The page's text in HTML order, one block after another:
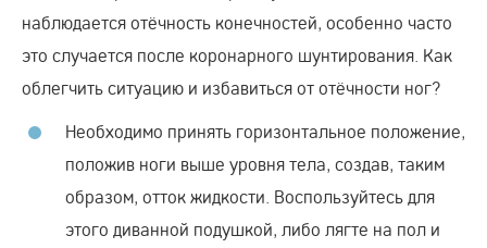
наблюдается отёчность конечностей, особенно часто
это случается после коронарного шунтирования. Как
облегчить ситуацию и избавиться от отёчности ног?
Необходимо принять горизонтальное положение,
положив ноги выше уровня тела, создав, таким
образом, отток жидкости. Воспользуйтесь для
этого диванной подушкой, либо лягте на пол и